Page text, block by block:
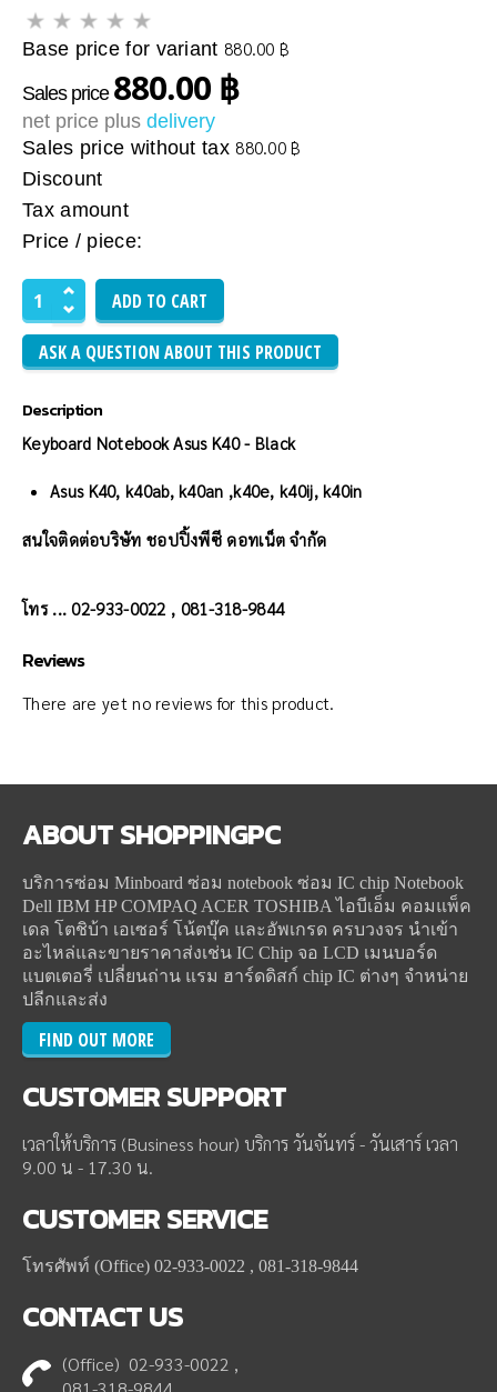
Base price for variant 880.00 ฿
Sales price 880.00 ฿
net price plus delivery
Sales price without tax 880.00 ฿
Discount
Tax amount
Price / piece:
ASK A QUESTION ABOUT THIS PRODUCT
Description
Keyboard Notebook Asus K40 - Black
Asus K40, k40ab, k40an ,k40e, k40ij, k40in
สนใจติดต่อบริษัท ชอปปิ้งพีซี ดอทเน็ต จำกัด
โทร ... 02-933-0022 , 081-318-9844
Reviews
There are yet no reviews for this product.
ABOUTSHOPPINGPC
บริการซ่อม Minboard ซ่อม notebook ซ่อม IC chip Notebook
Dell IBM HP COMPAQ ACER TOSHIBA ไอบีเอ็ม คอมแพ็ค
เดล โตชิบ้า เอเซอร์ โน้ตบุ๊ค และอัพเกรด ครบวงจร นำเข้า
อะไหล่และขายราคาส่งเช่น IC Chip จอ LCD เมนบอร์ด
แบตเตอรี่ เปลี่ยนถ่าน แรม ฮาร์ดดิสก์ chip IC ต่างๆ จำหน่าย
ปลีกและส่ง
FIND OUT MORE
CUSTOMERSUPPORT
เวลาให้บริการ (Business hour) บริการ วันจันทร์ - วันเสาร์ เวลา
9.00 น - 17.30 น.
CUSTOMERSERVICE
โทรศัพท์ (Office) 02-933-0022 , 081-318-9844
CONTACTUS
(Office) 02-933-0022 ,